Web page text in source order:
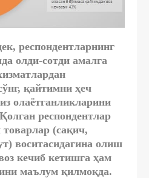
респондентларнинг
олди-сотди амалга
қайтимни ҳеч
олаётганликларини
респондентлар
(сақич,
воситасидагина олиш
кечиб кетишга ҳам
маълум қилмоқда.